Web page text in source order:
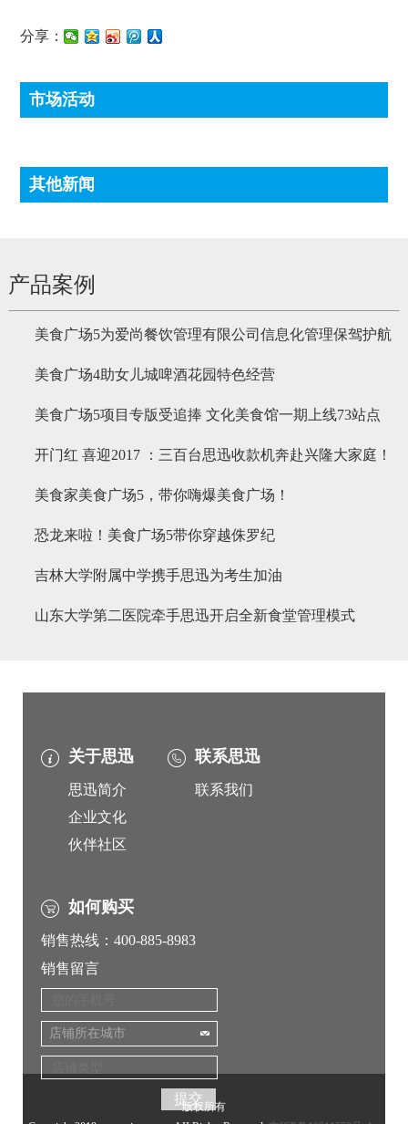
分享：
市场活动
其他新闻
产品案例
美食广场5为爱尚餐饮管理有限公司信息化管理保驾护航
美食广场4助女儿城啤酒花园特色经营
美食广场5项目专版受追捧 文化美食馆一期上线73站点
开门红 喜迎2017 ：三百台思迅收款机奔赴兴隆大家庭！
美食家美食广场5，带你嗨爆美食广场！
恐龙来啦！美食广场5带你穿越侏罗纪
吉林大学附属中学携手思迅为考生加油
山东大学第二医院牵手思迅开启全新食堂管理模式
关于思迅
思迅简介
企业文化
伙伴社区
联系思迅
联系我们
如何购买
销售热线：400-885-8983
销售留言
店铺所在城市
版权所有